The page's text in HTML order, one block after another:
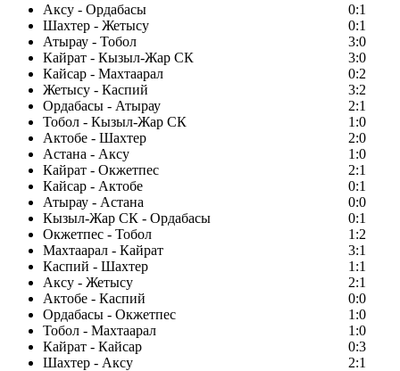
Аксу - Ордабасы
0:1
Шахтер - Жетысу
0:1
Атырау - Тобол
3:0
Кайрат - Кызыл-Жар СК
3:0
Кайсар - Махтаарал
0:2
Жетысу - Каспий
3:2
Ордабасы - Атырау
2:1
Тобол - Кызыл-Жар СК
1:0
Актобе - Шахтер
2:0
Астана - Аксу
1:0
Кайрат - Окжетпес
2:1
Кайсар - Актобе
0:1
Атырау - Астана
0:0
Кызыл-Жар СК - Ордабасы
0:1
Окжетпес - Тобол
1:2
Махтаарал - Кайрат
3:1
Каспий - Шахтер
1:1
Аксу - Жетысу
2:1
Актобе - Каспий
0:0
Ордабасы - Окжетпес
1:0
Тобол - Махтаарал
1:0
Кайрат - Кайсар
0:3
Шахтер - Аксу
2:1